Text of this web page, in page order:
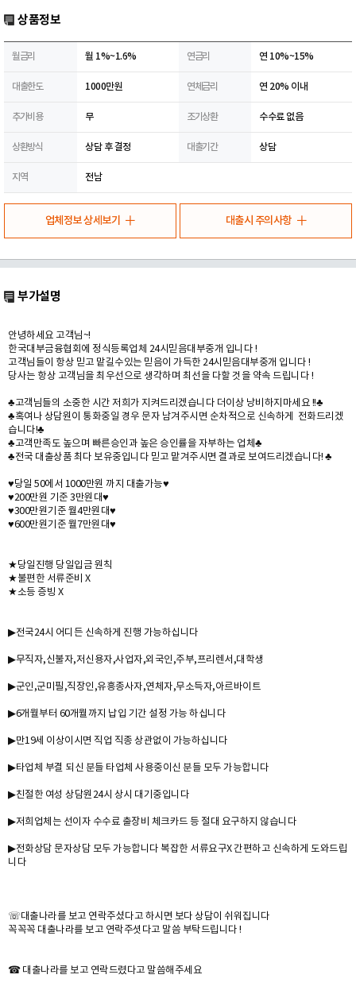
상품정보
월금리 월 1%~1.6% 연금리 연 10%~15%
대출한도 1000만원 연체금리 연 20% 이내
추가비용 무 조기상환 수수료 없음
상환방식 상담 후 결정 대출기간 상담
지역 전남
업체정보 상세보기 대출시 주의사항
부가설명
안녕하세요 고객님~!
한국대부금융협회에 정식등록업체 24시믿음대부중개 입니다 !
고객님들이 항상 믿고 맡길수있는 믿음이 가득한 24시믿음대부중개 입니다 !
당사는 항상 고객님을 최우선으로 생각하며 최선을 다할 것을 약속 드립니다 !
♣고객님들의 소중한 시간 저희가 지켜드리겠습니다 더이상 낭비하지마세요 !!♣
♣혹여나 상담원이 통화중일 경우 문자 남겨주시면 순차적으로 신속하게 전화드리겠
습니다!♣
♣고객만족도 높으며 빠른승인과 높은 승인률을 자부하는 업체♣
♣전국 대출상품 최다 보유중입니다 믿고 맡겨주시면 결과로 보여드리겠습니다! ♣
♥당일 50에서 1000만원 까지 대출가능♥
♥200만원 기준 3만원대♥
♥300만원기준 월4만원대♥
♥600만원기준 월7만원대♥
★당일진행 당일입금 원칙
★불편한 서류준비 X
★소등 증빙 X
▶전국24시 어디든 신속하게 진행 가능하십니다
▶무직자,신불자,저신용자,사업자,외국인,주부,프리렌서,대학생
▶군인,군미필,직장인,유흥종사자,연체자,무소득자,아르바이트
▶6개월부터 60개월까지 납입 기간 설정 가능 하십니다
▶만19세 이상이시면 직업 직종 상관없이 가능하십니다
▶타업체 부결 되신 분들 타업체 사용중이신 분들 모두 가능합니다
▶친절한 여성 상담원24시 상시 대기중입니다
▶저희업체는 선이자 수수료 출장비 체크카드 등 절대 요구하지 않습니다
▶전화상담 문자상담 모두 가능합니다 복잡한 서류요구X 간편하고 신속하게 도와드립
니다
☏대출나라를 보고 연락주셨다고 하시면 보다 상담이 쉬워집니다
꼭꼭꼭 대출나라를 보고 연락주셧다고 말씀 부탁드립니다 !
☎ 대출나라를 보고 연락드렸다고 말씀해주세요